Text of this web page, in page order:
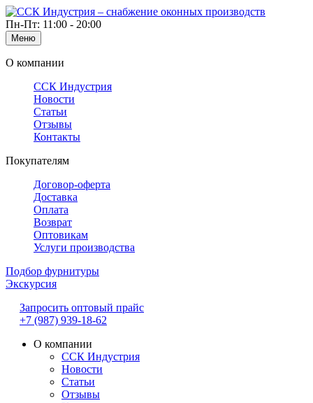
Пн-Пт: 11:00 - 20:00
Меню
О компании
ССК Индустрия
Новости
Статьи
Отзывы
Контакты
Покупателям
Договор-оферта
Доставка
Оплата
Возврат
Оптовикам
Услуги производства
Подбор фурнитуры
Экскурсия
Запросить оптовый прайс
+7 (987) 939-18-62
О компании
ССК Индустрия
Новости
Статьи
Отзывы